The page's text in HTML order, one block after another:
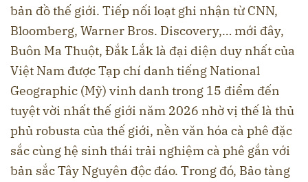
bản đồ thế giới. Tiếp nối loạt ghi nhận từ CNN,
Bloomberg, Warner Bros. Discovery,… mới đây,
Buôn Ma Thuột, Đắk Lắk là đại diện duy nhất của
Việt Nam được Tạp chí danh tiếng National
Geographic (Mỹ) vinh danh trong 15 điểm đến
tuyệt vời nhất thế giới năm 2026 nhờ vị thế là thủ
phủ robusta của thế giới, nền văn hóa cà phê đặc
sắc cùng hệ sinh thái trải nghiệm cà phê gắn với
bản sắc Tây Nguyên độc đáo. Trong đó, Bảo tàng